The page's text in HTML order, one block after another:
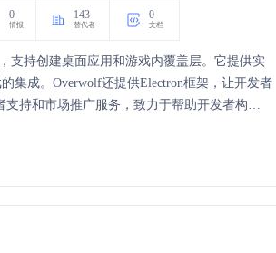
0
情报
143
替代者
0
文档
支持创建桌面应用和游戏内覆盖层。它提供实
集成。Overwolf还提供Electron框架，让开发者
持和市场推广服务，致力于帮助开发者构